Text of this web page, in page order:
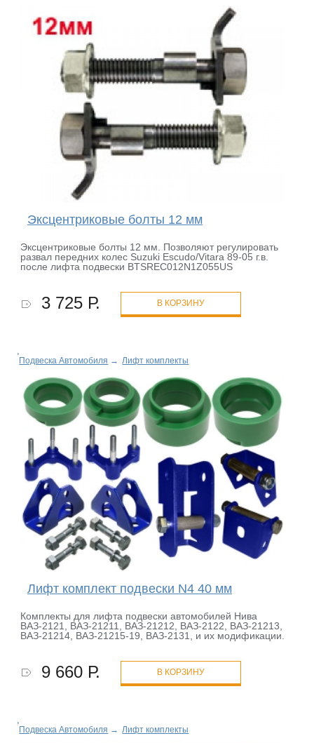
Эксцентриковые болты 12 мм
Эксцентриковые болты 12 мм. Позволяют регулировать
развал передних колес Suzuki Escudo/Vitara 89-05 г.в.
после лифта подвески BTSREC012N1Z055US
3 725 Р. В КОРЗИНУ
Подвеска Автомобиля → Лифт комплекты
Лифт комплект подвески N4 40 мм
Комплекты для лифта подвески автомобилей Нива
ВАЗ-2121, ВАЗ-21211, ВАЗ-21212, ВАЗ-2122, ВАЗ-21213,
ВАЗ-21214, ВАЗ-21215-19, ВАЗ-2131, и их модификации.
9 660 Р. В КОРЗИНУ
Подвеска Автомобиля → Лифт комплекты